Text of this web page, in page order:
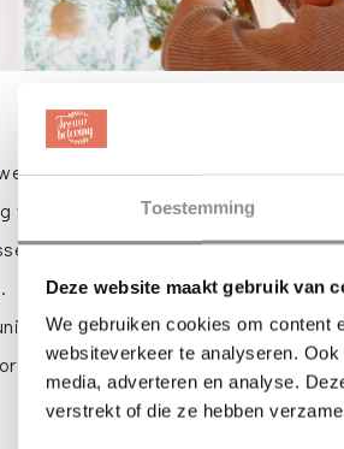
Toestemming
Deze website maakt gebruik van
We gebruiken cookies om content
websiteverkeer te analyseren.
media, adverteren en analyse.
verstrekt of die ze hebben
is een kersverse onderneming
van bruiloften.
Sandy Hollenberg heeft meer dan
maakt, is focus, service en tijd
succes en een sfeervolle ambiance!